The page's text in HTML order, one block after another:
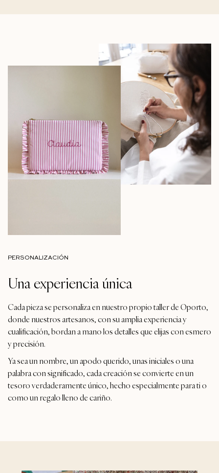
PERSONALIZACIÓN
Una experiencia única
Cada pieza se personaliza en nuestro propio taller de Oporto,
donde nuestros artesanos, con su amplia experiencia y
cualificación, bordan a mano los detalles que elijas con esmero
y precisión.
Ya sea un nombre, un apodo querido, unas iniciales o una
palabra con significado, cada creación se convierte en un
tesoro verdaderamente único, hecho especialmente para ti o
como un regalo lleno de cariño.